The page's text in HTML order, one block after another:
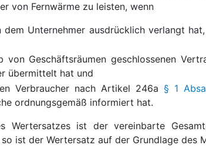
von Fernwärme zu leisten, wenn
dem Unternehmer ausdrücklich verlangt
von Geschäftsräumen geschlossenen
übermittelt hat und
Verbraucher nach Artikel 246a § 1
ordnungsgemäß informiert hat.
Wertersatzes ist der vereinbarte
ist der Wertersatz auf der Grundlage des